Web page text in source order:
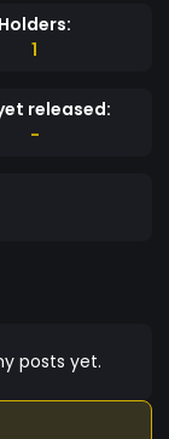
Holders:
1
released:
-
posts yet.